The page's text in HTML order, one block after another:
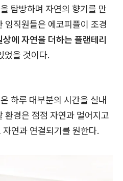
탐방하며 자연의 향기를 만
임직원들은 에코피플이 조경
상에 자연을 더하는 플랜테리
었을 것이다.
하루 대부분의 시간을 실내
환경은 점점 자연과 멀어지고
연과 연결되기를 원한다.